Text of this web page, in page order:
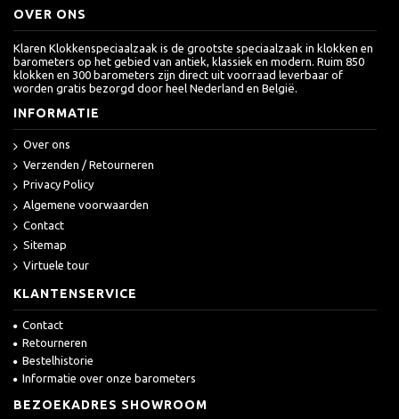
OVER ONS
Klaren Klokkenspeciaalzaak is de grootste speciaalzaak in klokken en
barometers op het gebied van antiek, klassiek en modern. Ruim 850
klokken en 300 barometers zijn direct uit voorraad leverbaar of
worden gratis bezorgd door heel Nederland en België.
INFORMATIE
Over ons
Verzenden / Retourneren
Privacy Policy
Algemene voorwaarden
Contact
Sitemap
Virtuele tour
KLANTENSERVICE
Contact
Retourneren
Bestelhistorie
Informatie over onze barometers
BEZOEKADRES SHOWROOM